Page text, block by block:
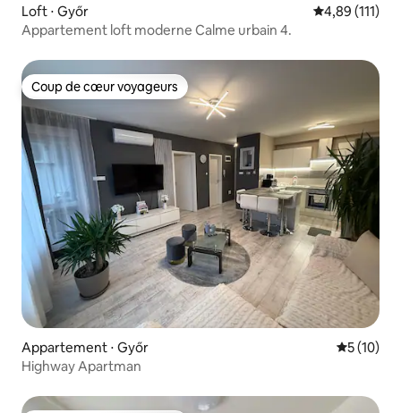
Loft ⋅ Győr Évaluation
4,89 (111)
Appartement loft moderne Calme urbain 4.
Coup de cœur voyageurs
Coup de cœur voyageurs
Appartement ⋅ Győr
5 (10)
Highway Apartman